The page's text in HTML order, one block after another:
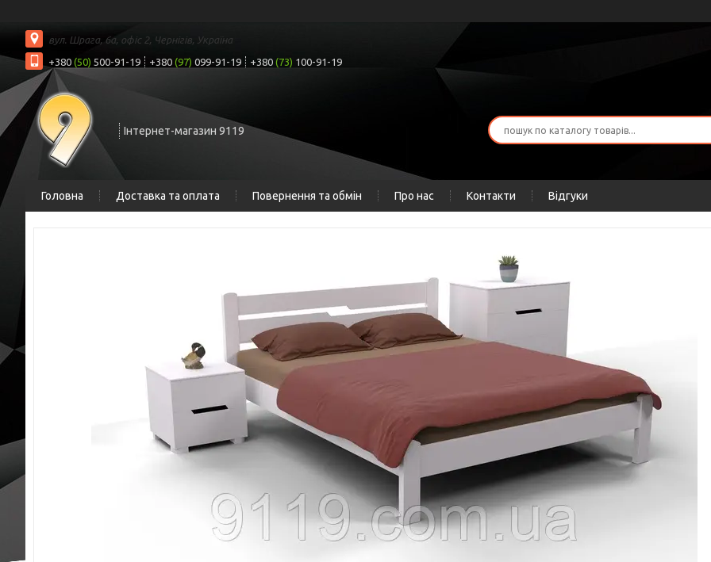
вул. Шрага, 6а, офіс 2, Чернігів, Україна
+380 (50) 500-91-19 +380 (97) 099-91-19 +380 (73) 100-91-19
Інтернет-магазин 9119
Головна Доставка та оплата Повернення та обмін Про нас Контакти Відгуки